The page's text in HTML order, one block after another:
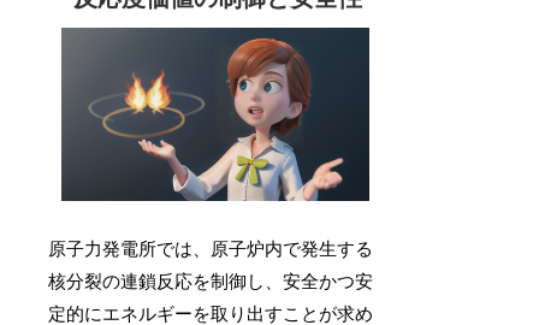
原子力発電所では、原子炉内で発生する
核分裂の連鎖反応を制御し、安全かつ安
定的にエネルギーを取り出すことが求め